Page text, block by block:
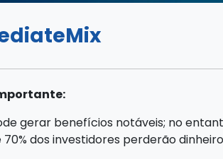
gerar benefícios notáveis; no
70% dos investidores perderão